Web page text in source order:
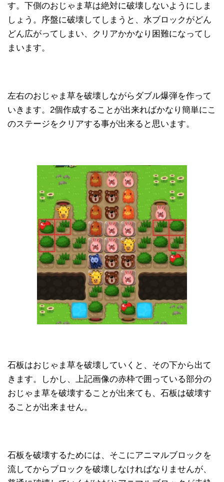
す。下側のおじゃま草は絶対に破壊しないようにしま
しょう。序盤に破壊してしまうと、水ブロックがどん
どん広がってしまい、クリアかかなり困難になってし
まいます。
左右のおじゃま草を破壊しながらダブル爆弾を作って
いきます。2個作成することが出来ればかなり簡単にこ
のステージをクリアする事が出来ると思います。
石板はおじゃま草を破壊していくと、その下から出て
きます。しかし、上記画像の赤枠で囲っている部分の
おじゃま草を破壊することが出来ても、石板は破壊す
ることが出来ません。
石板を破壊するためには、そこにアニマルブロックを
流してからブロックを破壊しなければなりませんが、